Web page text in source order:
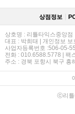
상점정보
상호명 : 리틀타익스중앙점
대표 : 박희태 | 개인정보 보
사업자등록번호 :506-05-
전화 : 010.6588.5778 | 팩
주소 : 경북 포항시 북구 흥
ⓒ리틀